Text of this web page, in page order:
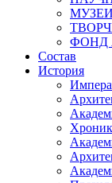
ФОНД
Состав
История